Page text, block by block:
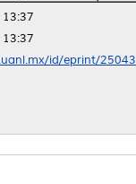
id/eprint/25043